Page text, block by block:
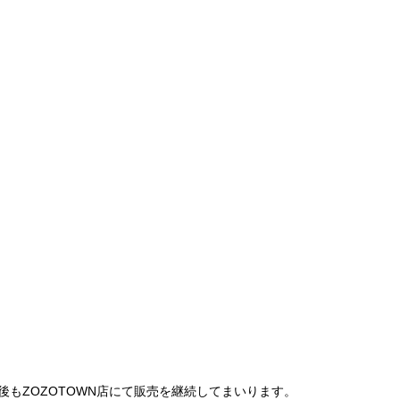
ZOZOTOWN店にて販売を継続してまいります。